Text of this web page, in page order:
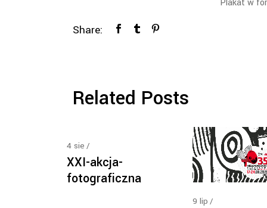
Plakat w
Share:
Related Posts
4 sie
XXI-akcja-
fotograficzna
9 lip